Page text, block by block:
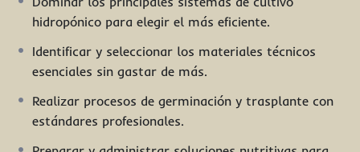
hidropónico para elegir el más eficiente.
Identificar y seleccionar los materiales técnicos
esenciales sin gastar de más.
Realizar procesos de germinación y trasplante con
estándares profesionales.